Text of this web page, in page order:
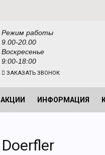
Режим работы
9.00-20.00
Воскресенье
9:00-18:00
ЗАКАЗАТЬ ЗВОНОК
АКЦИИ ИНФОРМАЦИЯ
Doerfler